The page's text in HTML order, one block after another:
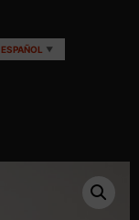
ESPAÑOL ▼